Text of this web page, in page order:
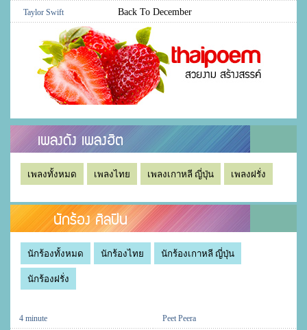
Taylor Swift Back To December
เพลงดัง เพลงฮิต
เพลงทั้งหมด เพลงไทย เพลงเกาหลี ญี่ปุ่น เพลงฝรั่ง
นักร้อง ศิลปิน
นักร้องทั้งหมด นักร้องไทย นักร้องเกาหลี ญี่ปุ่น
นักร้องฝรั่ง
4 minute Peet Peera